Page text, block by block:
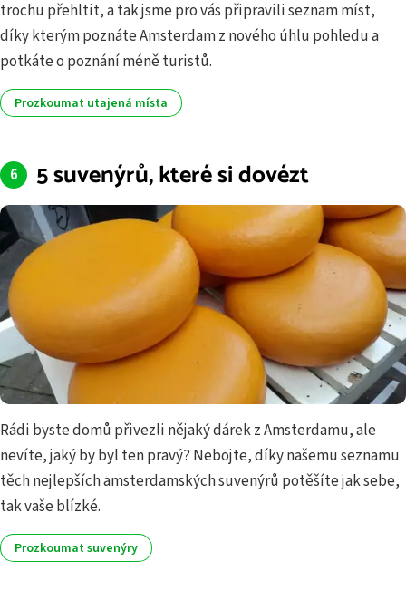
trochu přehltit, a tak jsme pro vás připravili seznam míst,
díky kterým poznáte Amsterdam z nového úhlu pohledu a
potkáte o poznání méně turistů.
Prozkoumat utajená místa
5 suvenýrů, které si dovézt
Rádi byste domů přivezli nějaký dárek z Amsterdamu, ale
nevíte, jaký by byl ten pravý? Nebojte, díky našemu seznamu
těch nejlepších amsterdamských suvenýrů potěšíte jak sebe,
tak vaše blízké.
Prozkoumat suvenýry